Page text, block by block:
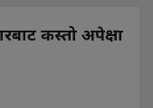
कस्तो अपेक्षा